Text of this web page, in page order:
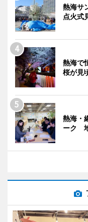
熱海サ
点火式
熱海で
桜が見
熱海・
ーク